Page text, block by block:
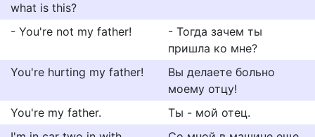
what is this?
- You're not my father!
- Тогда зачем ты
пришла ко мне?
You're hurting my father!
Вы делаете больно
моему отцу!
You're my father.
Ты - мой отец.